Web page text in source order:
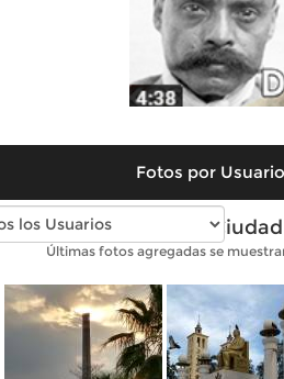
Fotos por
Fotos modernas de
Últimas fotos agregadas se